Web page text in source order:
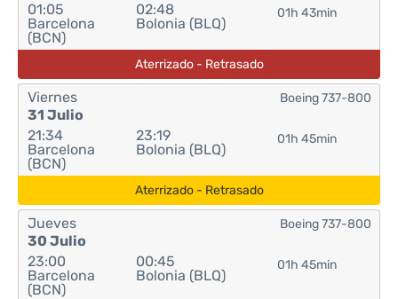
01:05
Barcelona
(BCN)
02:48
Bolonia (BLQ)
01h 43min
Aterrizado - Retrasado
Viernes
31 Julio
21:34
Barcelona
(BCN)
23:19
Bolonia (BLQ)
01h 45min
Boeing 737-800
Aterrizado - Retrasado
Jueves
30 Julio
23:00
Barcelona
(BCN)
00:45
Bolonia (BLQ)
01h 45min
Boeing 737-800